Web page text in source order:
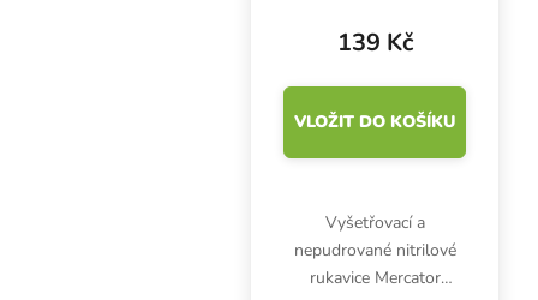
139 Kč
VLOŽIT DO KOŠÍKU
Vyšetřovací a
nepudrované nitrilové
rukavice Mercator